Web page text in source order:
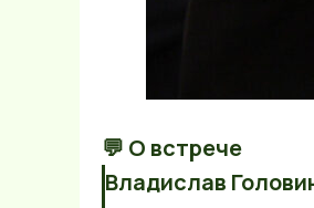
💬 О встрече
Владислав